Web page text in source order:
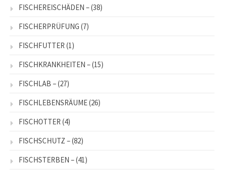
FISCHEREISCHÄDEN –(38)
FISCHERPRÜFUNG (7)
FISCHFUTTER (1)
FISCHKRANKHEITEN –(15)
FISCHLAB –(27)
FISCHLEBENSRÄUME(26)
FISCHOTTER (4)
FISCHSCHUTZ –(82)
FISCHSTERBEN –(41)